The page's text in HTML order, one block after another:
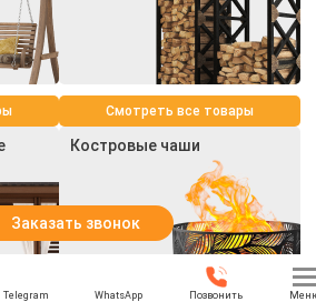
Смотреть все товары
Костровые чаши
Заказать звонок
Telegram WhatsApp Позвонить